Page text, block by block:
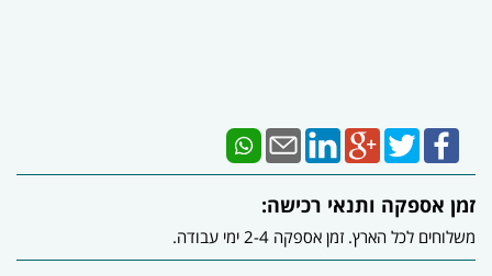
זמן אספקה ותנאי רכישה:
משלוחים לכל הארץ. זמן אספקה 2-4 ימי עבודה.